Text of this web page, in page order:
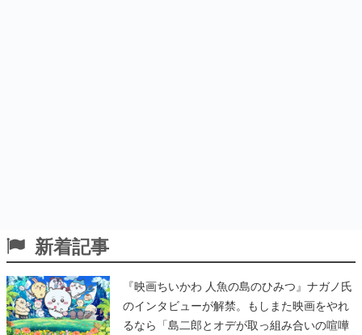
新着記事
『映画ちいかわ 人魚の島のひみつ』ナガノ氏
のインタビューが解禁。もしまた映画をやれ
るなら「島二郎とオデが取っ組み合いの喧嘩